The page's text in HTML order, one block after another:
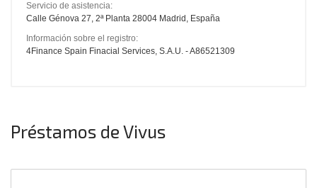
Servicio de asistencia:
Calle Génova 27, 2ª Planta 28004 Madrid, España
Información sobre el registro:
4Finance Spain Finacial Services, S.A.U. - A86521309
Préstamos de Vivus